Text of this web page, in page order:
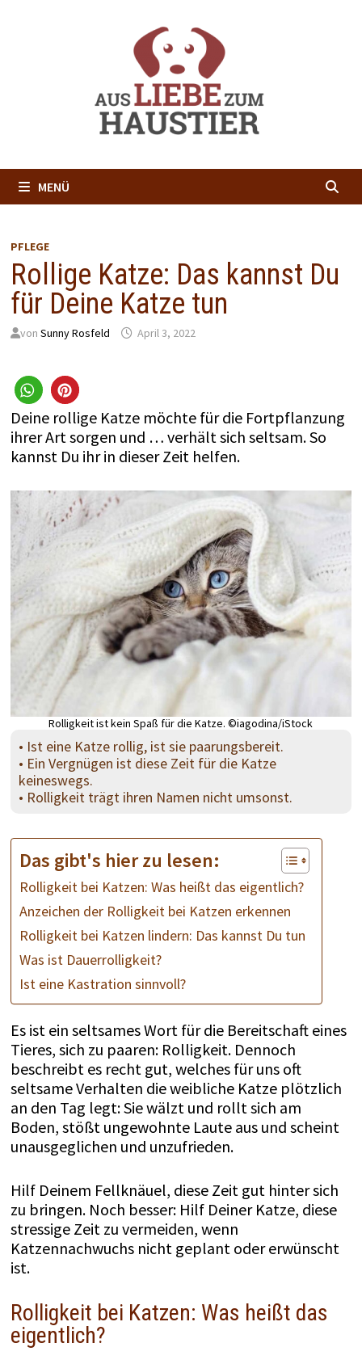
MENÜ
PFLEGE
Rollige Katze: Das kannst Du
für Deine Katze tun
von Sunny Rosfeld April 3, 2022
Deine rollige Katze möchte für die Fortpflanzung
ihrer Art sorgen und … verhält sich seltsam. So
kannst Du ihr in dieser Zeit helfen.
Rolligkeit ist kein Spaß für die Katze. ©iagodina/iStock
• Ist eine Katze rollig, ist sie paarungsbereit.
• Ein Vergnügen ist diese Zeit für die Katze
keineswegs.
• Rolligkeit trägt ihren Namen nicht umsonst.
Das gibt's hier zu lesen:
Rolligkeit bei Katzen: Was heißt das eigentlich?
Anzeichen der Rolligkeit bei Katzen erkennen
Rolligkeit bei Katzen lindern: Das kannst Du tun
Was ist Dauerrolligkeit?
Ist eine Kastration sinnvoll?
Es ist ein seltsames Wort für die Bereitschaft eines
Tieres, sich zu paaren: Rolligkeit. Dennoch
beschreibt es recht gut, welches für uns oft
seltsame Verhalten die weibliche Katze plötzlich
an den Tag legt: Sie wälzt und rollt sich am
Boden, stößt ungewohnte Laute aus und scheint
unausgeglichen und unzufrieden.
Hilf Deinem Fellknäuel, diese Zeit gut hinter sich
zu bringen. Noch besser: Hilf Deiner Katze, diese
stressige Zeit zu vermeiden, wenn
Katzennachwuchs nicht geplant oder erwünscht
ist.
Rolligkeit bei Katzen: Was heißt das
eigentlich?